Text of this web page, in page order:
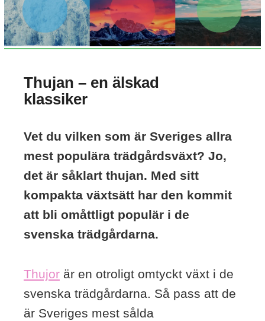
Thujan – en älskad
klassiker
Vet du vilken som är Sveriges allra
mest populära trädgårdsväxt? Jo,
det är såklart thujan. Med sitt
kompakta växtsätt har den kommit
att bli omåttligt populär i de
svenska trädgårdarna.
Thujorär en otroligt omtyckt växt i de
svenska trädgårdarna. Så pass att de
är Sveriges mest sålda